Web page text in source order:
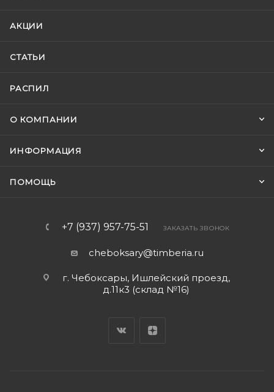
АКЦИИ
СТАТЬИ
РАСПИЛ
О КОМПАНИИ
ИНФОРМАЦИЯ
ПОМОЩЬ
+7 (937) 957-75-51 ЗАКАЗАТЬ ЗВОНОК
cheboksary@timberia.ru
г. Чебоксары, Ишлейский проезд,
д.11к3 (склад №16)